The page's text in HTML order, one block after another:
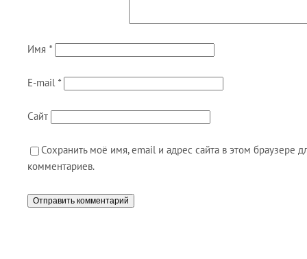
Имя *
E-mail *
Сайт
Сохранить моё имя, email и адрес сайта в этом браузере
комментариев.